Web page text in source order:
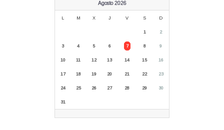
Agosto 2026
L M X J V S D
1 2
3 4 5 6 7 8 9
10 11 12 13 14 15 16
17 18 19 20 21 22 23
24 25 26 27 28 29 30
31